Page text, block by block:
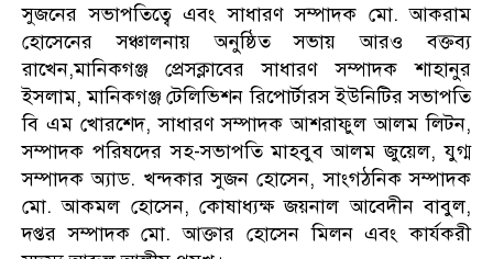
সুজনের সভাপতিত্বে এবং সাধারণ সম্পাদক মো. আকরাম
হোসেনের সঞ্চালনায় অনুষ্ঠিত সভায় আরও বক্তব্য
রাখেন,মানিকগঞ্জ প্রেসক্লাবের সাধারণ সম্পাদক শাহানুর
ইসলাম, মানিকগঞ্জ টেলিভিশন রিপোর্টারস ইউনিটির সভাপতি
বি এম খোরশেদ, সাধারণ সম্পাদক আশরাফুল আলম লিটন,
সম্পাদক পরিষদের সহ-সভাপতি মাহবুব আলম জুয়েল, যুগ্ম
সম্পাদক অ্যাড. খন্দকার সুজন হোসেন, সাংগঠনিক সম্পাদক
মো. আকমল হোসেন, কোষাধ্যক্ষ জয়নাল আবেদীন বাবুল,
দপ্তর সম্পাদক মো. আক্তার হোসেন মিলন এবং কার্যকরী